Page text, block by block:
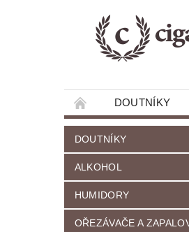
DOUTNÍKY
RECENZE A
DOUTNÍKY
ALKOHOL
HUMIDORY
OŘEZÁVAČE A